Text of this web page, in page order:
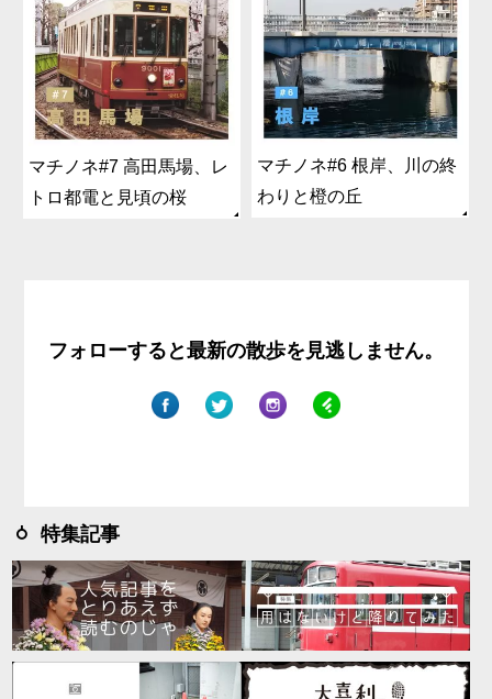
マチノネ#7 高田馬場、レ
トロ都電と見頃の桜
マチノネ#6 根岸、川の終
わりと橙の丘
フォローすると最新の散歩を見逃しません。
特集記事